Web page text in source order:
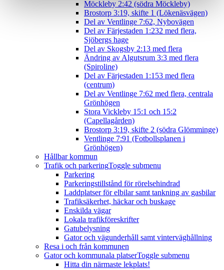
Möckleby 2:42 (södra Möckleby)
Brostorp 3:19, skifte 1 (Lökenäsvägen)
Del av Ventlinge 7:62, Nybovägen
Del av Färjestaden 1:232 med flera,
Sjöbergs hage
Del av Skogsby 2:13 med flera
Ändring av Algutsrum 3:3 med flera
(Spiroline)
Del av Färjestaden 1:153 med flera
(centrum)
Del av Ventlinge 7:62 med flera, centrala
Grönhögen
Stora Vickleby 15:1 och 15:2
(Capellagården)
Brostorp 3:19, skifte 2 (södra Glömminge)
Ventlinge 7:91 (Fotbollsplanen i
Grönhögen)
Hållbar kommun
Trafik och parkeringToggle submenu
Parkering
Parkeringstillstånd för rörelsehindrad
Laddplatser för elbilar samt tankning av gasbilar
Trafiksäkerhet, häckar och buskage
Enskilda vägar
Lokala trafikföreskrifter
Gatubelysning
Gator och vägunderhåll samt vinterväghållning
Resa i och från kommunen
Gator och kommunala platserToggle submenu
Hitta din närmaste lekplats!